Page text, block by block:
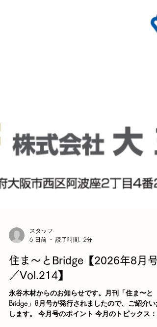
スタッフ
6 日前
読了時間: 2分
／Vol.214】
永谷木材からのお知らせです。月刊「住ま〜と